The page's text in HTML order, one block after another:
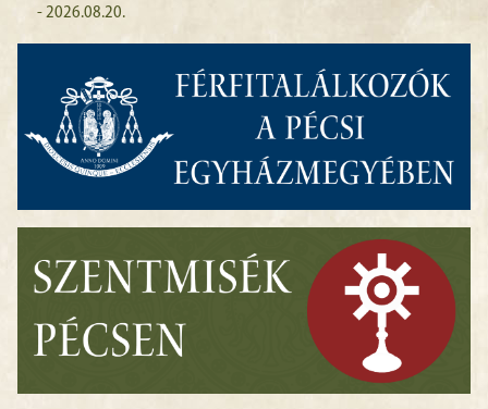
- 2026.08.20.